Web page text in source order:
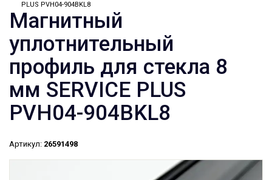
PLUS PVH04-904BKL8
Магнитный
уплотнительный
профиль для стекла 8
мм SERVICE PLUS
PVH04-904BKL8
Артикул: 26591498